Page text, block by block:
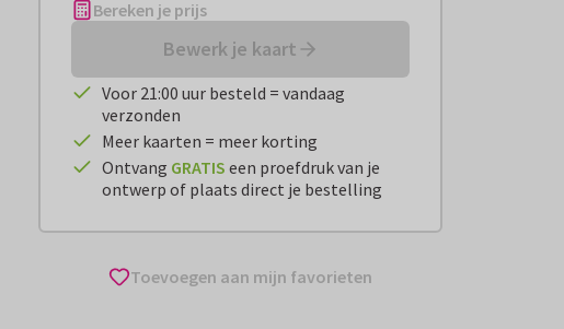
Bereken je prijs
Bewerk je kaart
Voor 21:00 uur besteld = vandaag
verzonden
Meer kaarten = meer korting
Ontvang GRATIS een proefdruk van je
ontwerp of plaats direct je bestelling
Toevoegen aan mijn favorieten